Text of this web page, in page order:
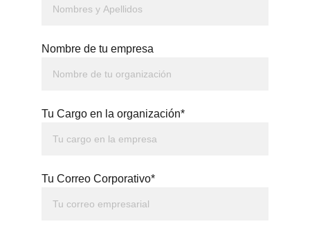
Nombre de tu empresa
Tu Cargo en la organización*
Tu Correo Corporativo*